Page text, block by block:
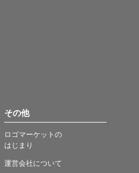
その他
ロゴマーケットの
はじまり
運営会社について